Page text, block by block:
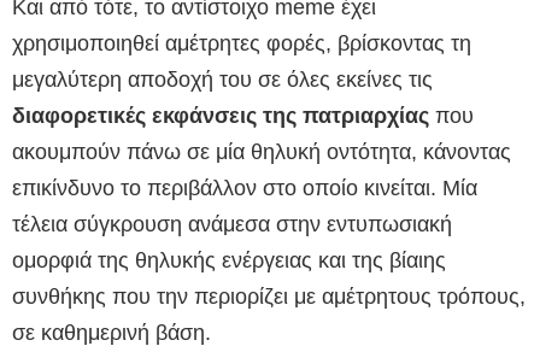
Και από τότε, το αντίστοιχο meme έχει
χρησιμοποιηθεί αμέτρητες φορές, βρίσκοντας τη
μεγαλύτερη αποδοχή του σε όλες εκείνες τις
διαφορετικές εκφάνσεις της πατριαρχίας που
ακουμπούν πάνω σε μία θηλυκή οντότητα, κάνοντας
επικίνδυνο το περιβάλλον στο οποίο κινείται. Μία
τέλεια σύγκρουση ανάμεσα στην εντυπωσιακή
ομορφιά της θηλυκής ενέργειας και της βίαιης
συνθήκης που την περιορίζει με αμέτρητους τρόπους,
σε καθημερινή βάση.